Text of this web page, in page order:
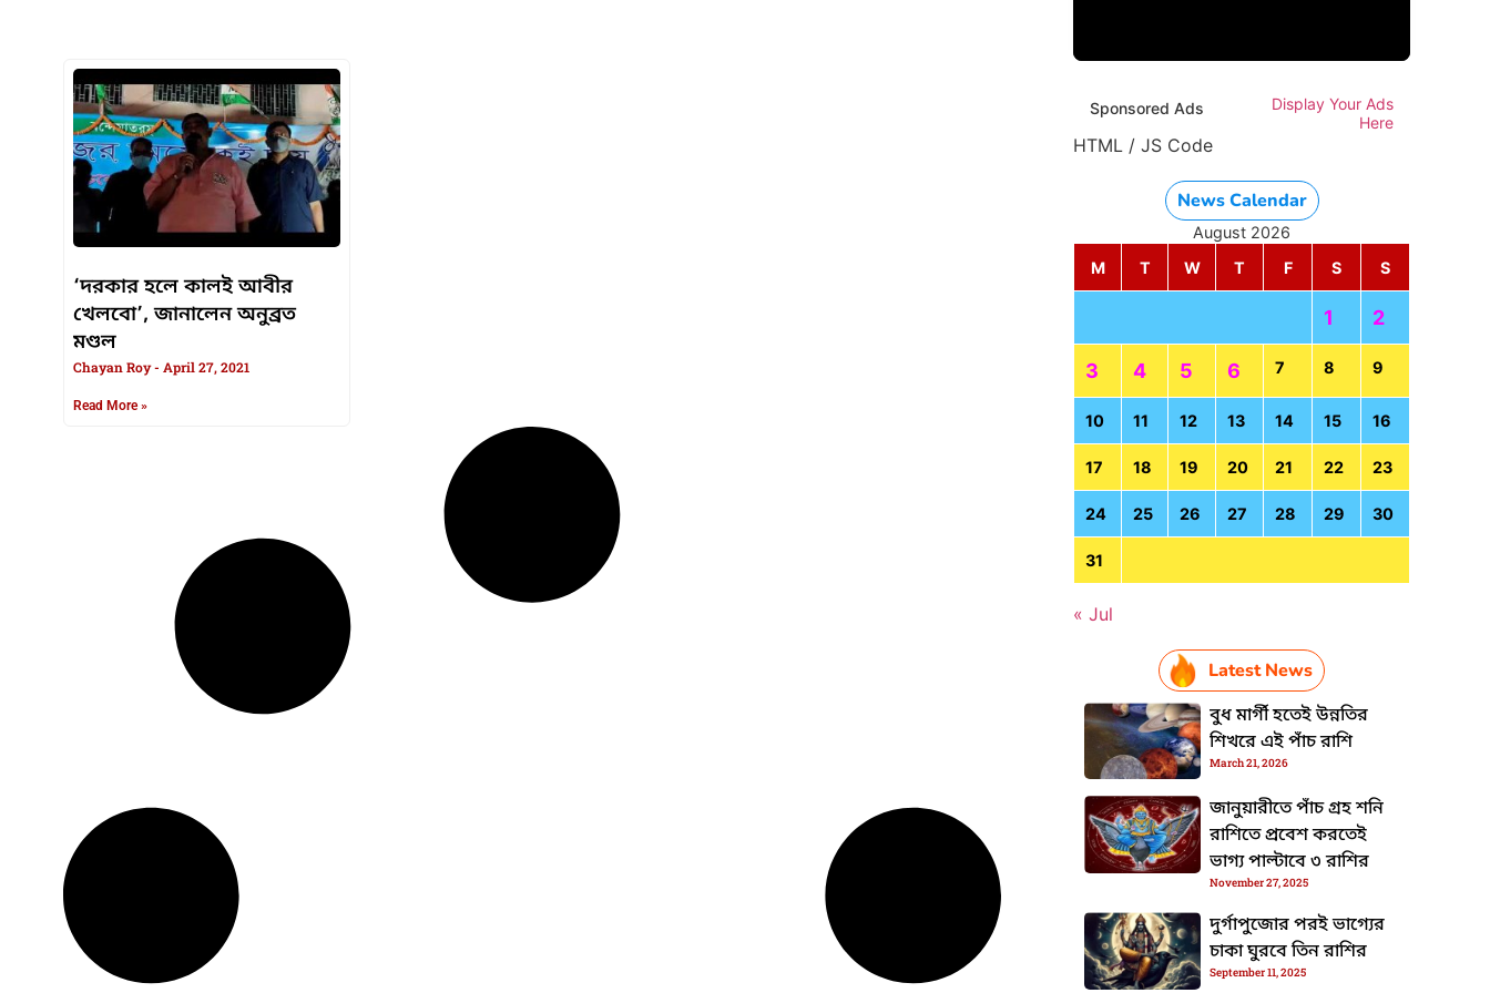
‘দরকার হলে কালই আবীর
খেলবো’, জানালেন অনুব্রত
মণ্ডল
Chayan Roy April 27, 2021
Read More »
Sponsored Ads
Display Your Ads
Here
HTML / JS Code HTML / JS Code
News Calendar
August 2026
M
T W T F S S
1 2
3 4 5 6 7 8 9
10 11 12 13 14 15 16
17 18 19 20 21 22 23
24 25 26 27 28 29 30
31
« Jul
Latest News
বুধ মার্গী হতেই উন্নতির
শিখরে এই পাঁচ রাশি
March 21, 2026
জানুয়ারীতে পাঁচ গ্রহ শনি
রাশিতে প্রবেশ করতেই
ভাগ্য পাল্টাবে ৩ রাশির
November 27, 2025
দুর্গাপুজোর পরই ভাগ্যের
চাকা ঘুরবে তিন রাশির
September 11, 2025